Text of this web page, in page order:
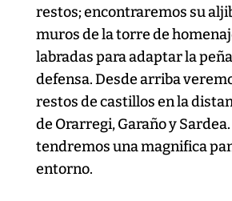
restos; encontraremos su
muros de la torre de
labradas para adaptar la
defensa. Desde arriba
restos de castillos en la
de Orarregi, Garaño y
tendremos una magnifica
entorno.